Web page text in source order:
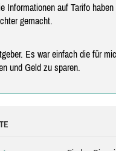
Informationen auf Tarifo haben
gemacht.
Es war einfach die für
und Geld zu sparen.